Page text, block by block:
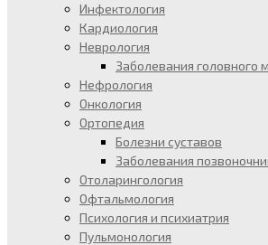
Инфектология
Кардиология
Неврология
Заболевания головного
Нефрология
Онкология
Ортопедия
Болезни суставов
Заболевания
Отоларингология
Офтальмология
Психология и психиатрия
Пульмонология